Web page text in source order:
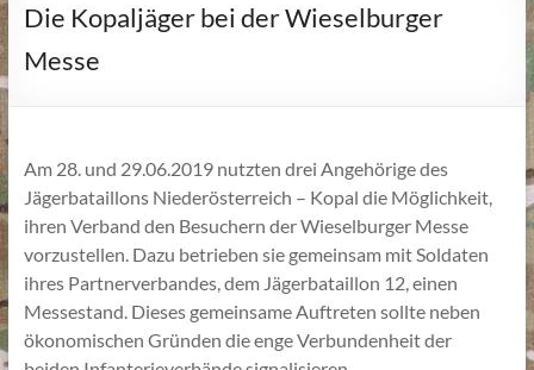
Die Kopaljäger bei der Wieselburger
Messe
Am 28. und 29.06.2019 nutzten drei Angehörige des
Jägerbataillons Niederösterreich – Kopal die Möglichkeit,
ihren Verband den Besuchern der Wieselburger Messe
vorzustellen. Dazu betrieben sie gemeinsam mit Soldaten
ihres Partnerverbandes, dem Jägerbataillon 12, einen
Messestand. Dieses gemeinsame Auftreten sollte neben
ökonomischen Gründen die enge Verbundenheit der